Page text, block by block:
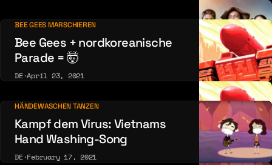
BEE GEES MARSCHIEREN
Bee Gees + nordkoreanische
Parade = 🤯
DE·April 23, 2021
HÄNDEWASCHEN TANZEN
Kampf dem Virus: Vietnams
Hand Washing-Song
DE·February 17, 2021